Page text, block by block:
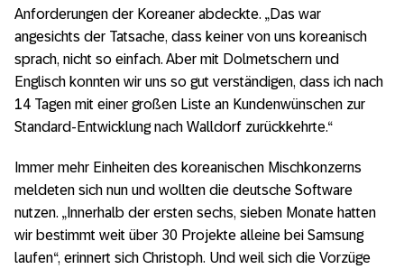
Anforderungen der Koreaner abdeckte. „Das war
angesichts der Tatsache, dass keiner von uns koreanisch
sprach, nicht so einfach. Aber mit Dolmetschern und
Englisch konnten wir uns so gut verständigen, dass ich nach
14 Tagen mit einer großen Liste an Kundenwünschen zur
Standard-Entwicklung nach Walldorf zurückkehrte.“
Immer mehr Einheiten des koreanischen Mischkonzerns
meldeten sich nun und wollten die deutsche Software
nutzen. „Innerhalb der ersten sechs, sieben Monate hatten
wir bestimmt weit über 30 Projekte alleine bei Samsung
laufen“, erinnert sich Christoph. Und weil sich die Vorzüge